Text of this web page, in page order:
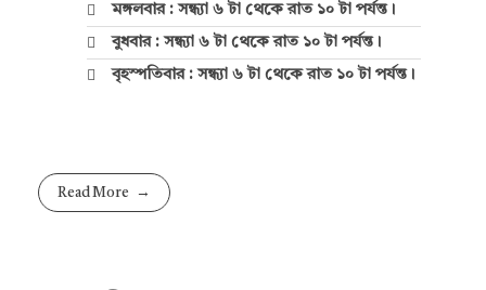
মঙ্গলবার : সন্ধ্যা ৬ টা থেকে রাত ১০ টা পর্যন্ত।
বুধবার : সন্ধ্যা ৬ টা থেকে রাত ১০ টা পর্যন্ত।
বৃহস্পতিবার : সন্ধ্যা ৬ টা থেকে রাত ১০ টা পর্যন্ত।
Read More